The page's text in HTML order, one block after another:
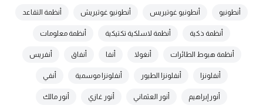
أنطونيو أنطونيو غوتيريس أنطونيو غوتيريش أنظمة التقاعد
أنظمة ذكية أنظمة لاسلكية تكتيكية أنظمة معلومات
أنظمة هبوط الطائرات أنغولا أنفا أنفاق أنفريس
أنفلونزا أنفلونزا الطيور أنفلونزا موسمية أنفي
أنور إبراهيم أنور العثماني أنور غازي أنور مالك